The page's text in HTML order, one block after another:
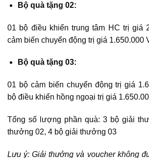
Bộ quà tặng 02:
01 bộ điều khiển trung tâm HC trị giá
cảm biến chuyển động trị giá 1.650.000
Bộ quà tặng 03:
01 bộ cảm biến chuyển động trị giá
bộ điều khiển hồng ngoại trị giá
Tổng số lượng phần quà: 3 bộ giải
thưởng 02, 4 bộ giải thưởng 03
Lưu ý: Giải thưởng và voucher không